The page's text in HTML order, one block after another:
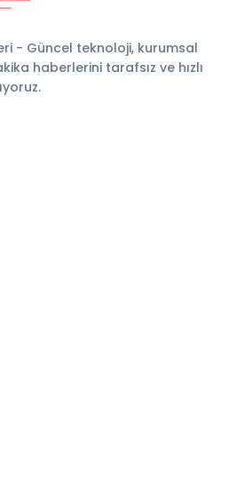
- Güncel teknoloji, kurumsal
haberlerini tarafsız ve hızlı